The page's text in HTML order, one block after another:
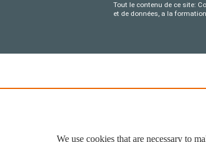
Tout le contenu de ce site:
et de données, a la
We use cookies that are necessary to